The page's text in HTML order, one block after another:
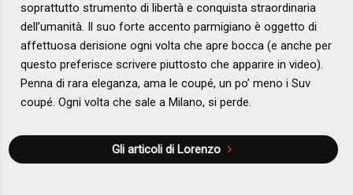
soprattutto strumento di libertà e conquista straordinaria
dell’umanità. Il suo forte accento parmigiano è oggetto di
affettuosa derisione ogni volta che apre bocca (e anche per
questo preferisce scrivere piuttosto che apparire in video).
Penna di rara eleganza, ama le coupé, un po’ meno i Suv
coupé. Ogni volta che sale a Milano, si perde.
Gli articoli di Lorenzo